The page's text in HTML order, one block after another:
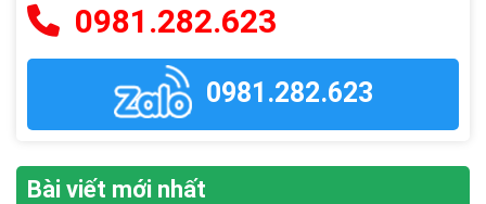
0981.282.623
0981.282.623
Bài viết mới nhất